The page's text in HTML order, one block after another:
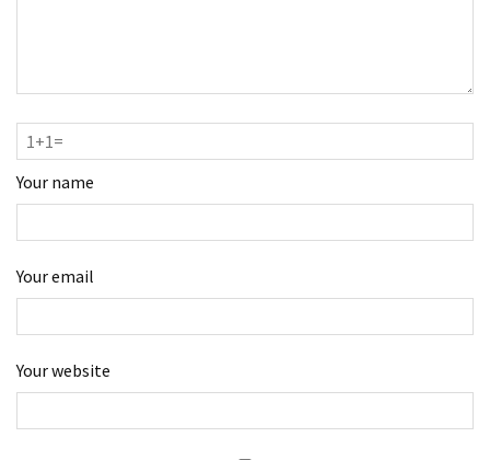
Your name
Your email
Your website